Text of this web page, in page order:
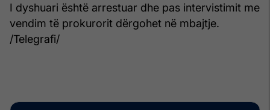
I dyshuari është arrestuar dhe pas intervistimit me
vendim të prokurorit dërgohet në mbajtje.
/Telegrafi/